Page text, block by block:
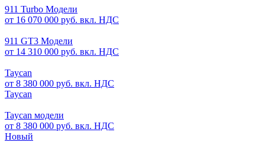
911 Turbo Модели
от 16 070 000 руб. вкл. НДС
911 GT3 Модели
от 14 310 000 руб. вкл. НДС
Taycan
от 8 380 000 руб. вкл. НДС
Taycan
Taycan модели
от 8 380 000 руб. вкл. НДС
Новый